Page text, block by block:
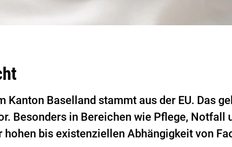
Baselland stammt aus der EU. Das
Besonders in Bereichen wie Pflege, Notfall
bis existenziellen Abhängigkeit von